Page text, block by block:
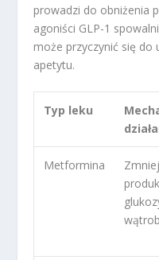
prowadzi do obniżenia
agoniści GLP-1
może przyczynić się do
apetytu.
Typ leku
Metformina